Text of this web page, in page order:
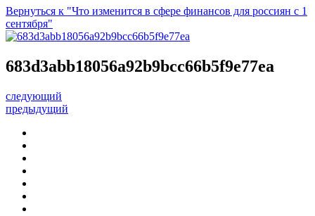
Вернуться к "Что изменится в сфере финансов для россиян с 1
сентября"
683d3abb18056a92b9bcc66b5f9e77ea
следующий
предыдущий